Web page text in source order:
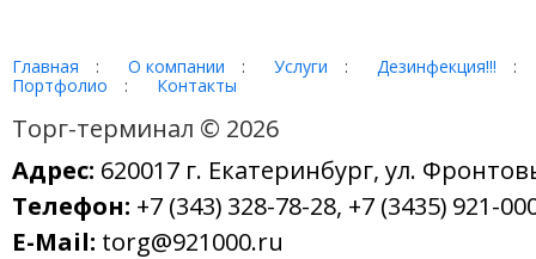
Главная : О компании : Услуги : Дезинфекция!!!
:
Портфолио
: Контакты
Торг-терминал © 2026
Адрес: 620017 г. Екатеринбург, ул.
Телефон: +7 (343) 328-78-28, +7 (3435) 921-
E-Mail: torg@921000.ru